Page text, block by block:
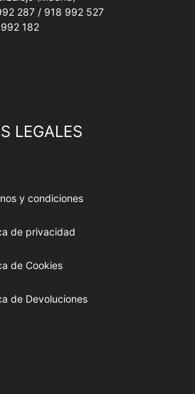
287 / 918 992 527
182
LEGALES
y condiciones
de privacidad
de Cookies
de Devoluciones